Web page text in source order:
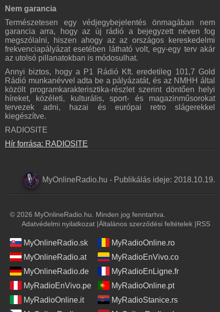
Nem garancia
Természetesen egy védjegybejelentés önmagában nem
garancia arra, hogy az új rádió a bejegyzett néven fog
megszólalni, hiszen ahogy az az országos kereskedelmi
frekvenciapályázat esetében látható volt, egy-egy terv akár
az utolsó pillanatokban is módosulhat.
Annyi biztos, hogy a P1 Rádió Kft. eredetileg 101,7 Gold
Rádió munkanévvel adta be a pályázatát, és az NMHH által
közölt programkarakterisztika-részlet szerint döntően helyi
híreket, közéleti, kulturális, sport- és magazinműsorokat
tervezek adni, hazai és európai retro slágerekkel
kiegészítve.
RADIOSITE
Hír forrása: RADIOSITE
MyOnlineRadio.hu - Publikálás ideje: 2018.10.19.
© 2026 MyOnlineRadio.hu. Minden jog fenntartva.
Adatvédelmi nyilatkozat |Általános szerződési feltételek |RSS
MyOnlineRadio.sk
MyRadioOnline.ro
MyOnlineRadio.at
MyRadioEnVivo.co
MyOnlineRadio.de
MyRadioEnLigne.fr
MyRadioEnVivo.pe
MyRadioOnline.pt
MyRadioOnline.it
MyRadioStanice.rs